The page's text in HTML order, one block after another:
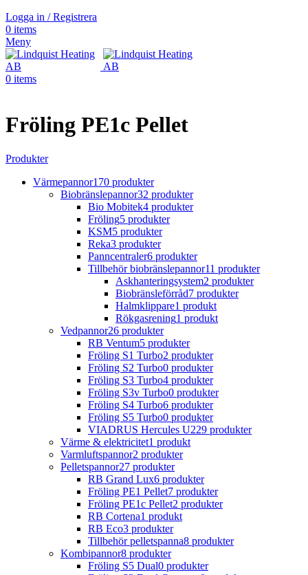
Logga in / Registrera
0 items
Meny
0 items
Fröling PE1c Pellet
Produkter
Värmepannor170 produkter
Biobränslepannor32 produkter
Bio Mobitek4 produkter
Fröling5 produkter
KSM5 produkter
Reka3 produkter
Panncentraler6 produkter
Tillbehör biobränslepannor11 produkter
Askhanteringsystem2 produkter
Biobränsleförråd7 produkter
Halmklippare1 produkt
Rökgasrening1 produkt
Vedpannor26 produkter
RB Ventum5 produkter
Fröling S1 Turbo2 produkter
Fröling S2 Turbo0 produkter
Fröling S3 Turbo4 produkter
Fröling S3v Turbo0 produkter
Fröling S4 Turbo6 produkter
Fröling S5 Turbo0 produkter
VIADRUS Hercules U229 produkter
Värme & elektricitet1 produkt
Varmluftspannor2 produkter
Pelletspannor27 produkter
RB Grand Lux6 produkter
Fröling PE1 Pellet7 produkter
Fröling PE1c Pellet2 produkter
RB Cortena1 produkt
RB Eco3 produkter
Tillbehör pelletspanna8 produkter
Kombipannor8 produkter
Fröling S5 Dual0 produkter